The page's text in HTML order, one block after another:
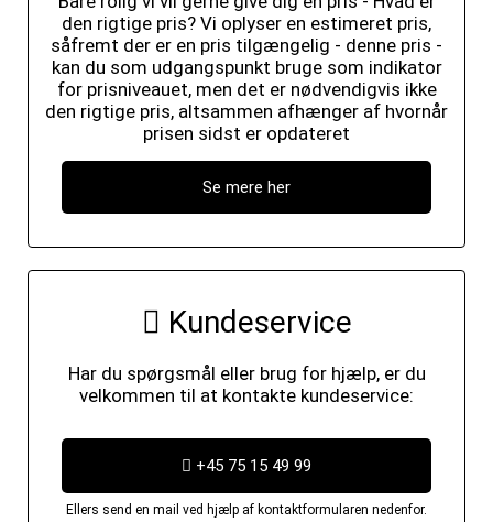
den rigtige pris? Vi oplyser en estimeret pris,
såfremt der er en pris tilgængelig - denne pris -
kan du som udgangspunkt bruge som indikator
for prisniveauet, men det er nødvendigvis ikke
den rigtige pris, altsammen afhænger af hvornår
prisen sidst er opdateret
Se mere her
Kundeservice
Har du spørgsmål eller brug for hjælp, er du
velkommen til at kontakte kundeservice:
+45 75 15 49 99
Ellers send en mail ved hjælp af kontaktformularen nedenfor.